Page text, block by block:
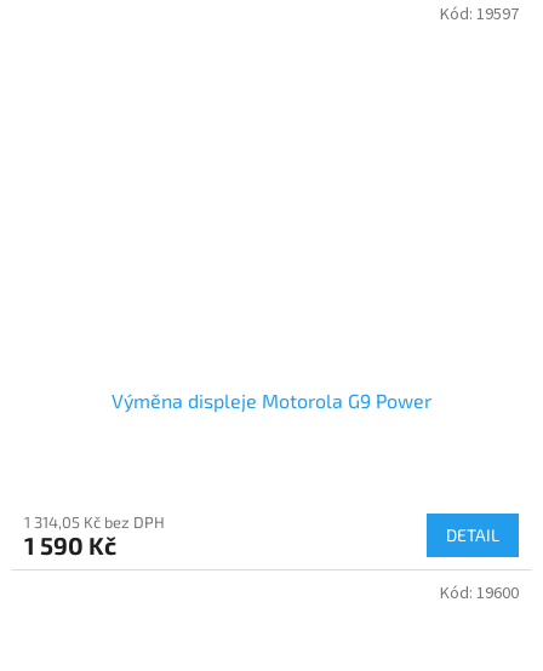
Výměna displeje Motorola G9 Power
1 314,05 Kč bez DPH
1 590 Kč DETAIL
Kód: 19597
Kód: 19600